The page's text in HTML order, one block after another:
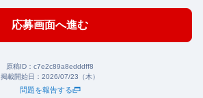
応募画面へ進む
原稿ID： c7e2c89a8edddff8
掲載開始日： 2026/07/23（木）
問題を報告する